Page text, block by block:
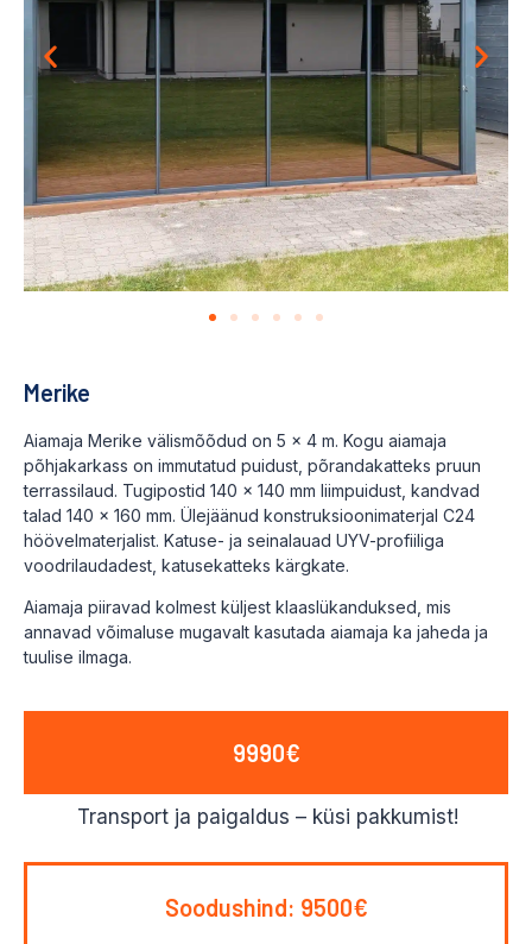
Merike
Aiamaja Merike välismõõdud on 5 x 4 m. Kogu aiamaja
põhjakarkass on immutatud puidust, põrandakatteks pruun
terrassilaud. Tugipostid 140 x 140 mm liimpuidust, kandvad
talad 140 x 160 mm. Ülejäänud konstruksioonimaterjal C24
höövelmaterjalist. Katuse- ja seinalauad UYV-profiiliga
voodrilaudadest, katusekatteks kärgkate.
Aiamaja piiravad kolmest küljest klaaslükanduksed, mis
annavad võimaluse mugavalt kasutada aiamaja ka jaheda ja
tuulise ilmaga.
9990€
Transport ja paigaldus – küsi pakkumist!
Soodushind: 9500€